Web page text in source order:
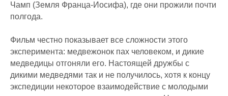
Чамп (Земля Франца-Иосифа), где они прожили почти
полгода.
Фильм честно показывает все сложности этого
эксперимента: медвежонок пах человеком, и дикие
медведицы отгоняли его. Настоящей дружбы с
дикими медведями так и не получилось, хотя к концу
экспедиции некоторое взаимодействие с молодыми